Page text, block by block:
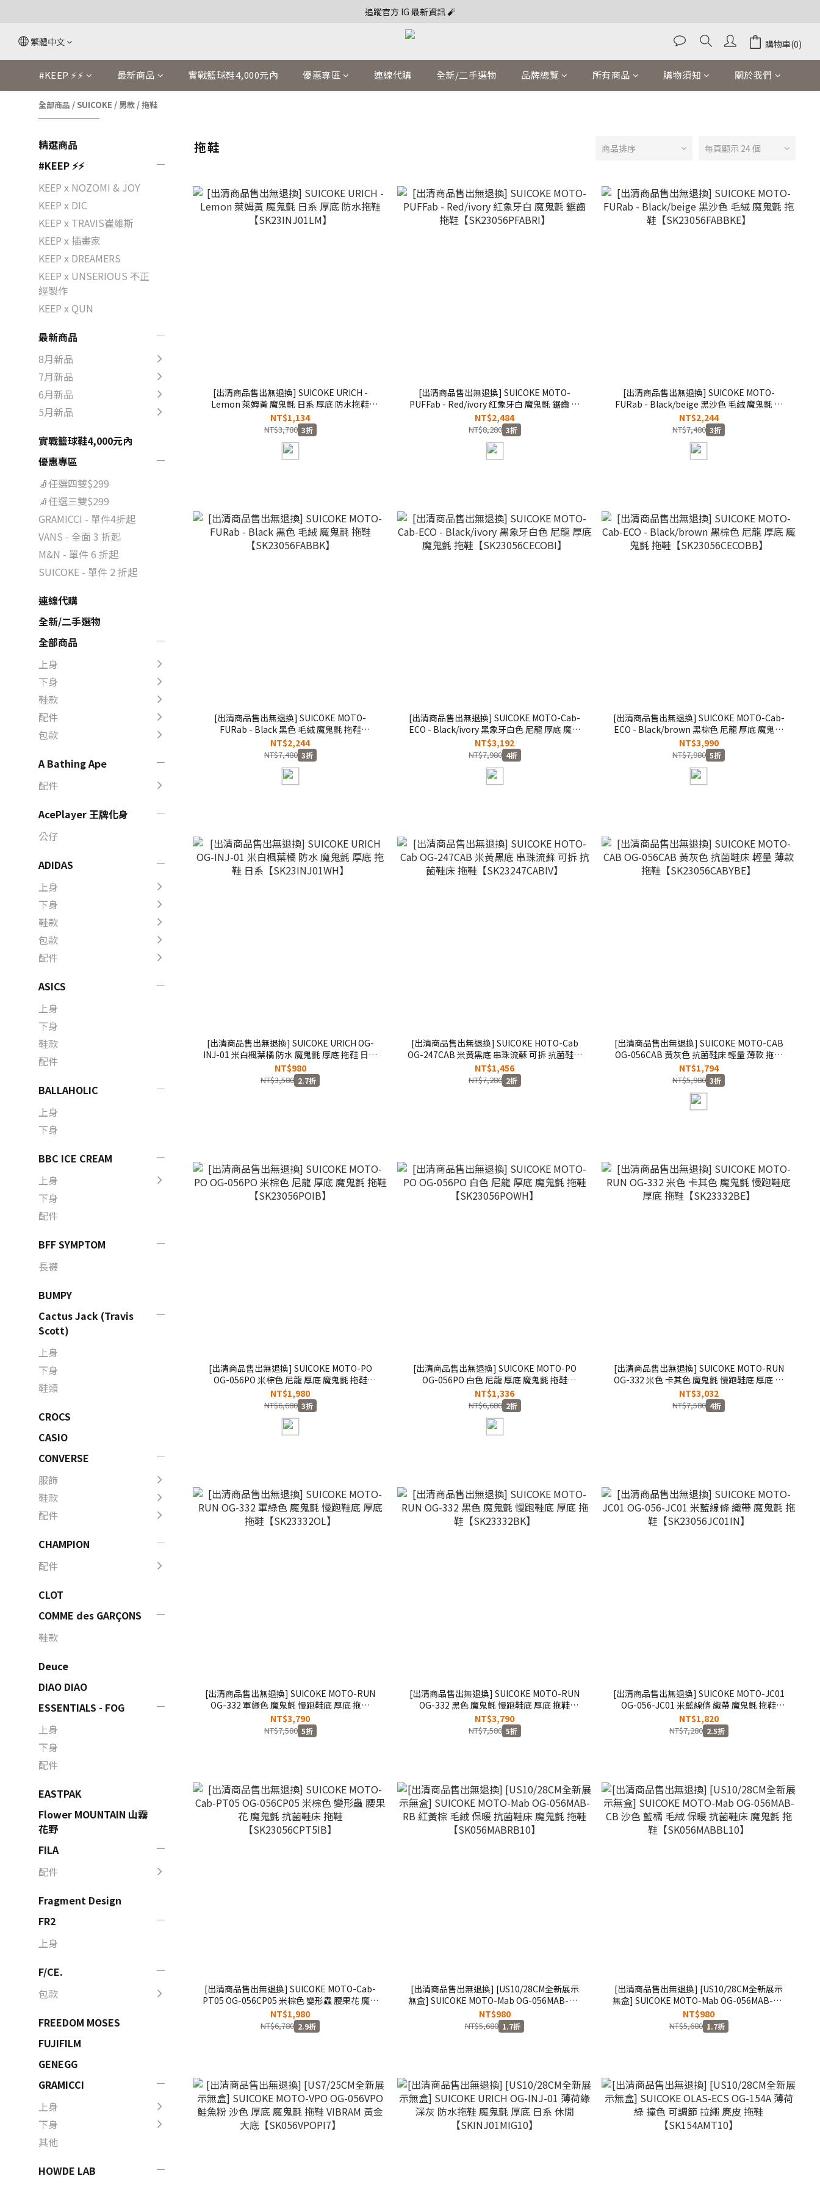
追蹤官方 IG 最新資訊 🧨
繁體中文 購物車(0)
#KEEP ⚡⚡ 最新商品 實戰籃球鞋4,000元內 優惠專區 連線代購 全新/二手選物 品牌總覽 所有商品 購物須知 關於我們
全部商品 / SUICOKE / 男款 /拖鞋
精選商品
#KEEP ⚡⚡
KEEP x NOZOMI & JOY
KEEP x DIC
KEEP x TRAVIS崔維斯
KEEP x 插畫家
KEEP x DREAMERS
KEEP x UNSERIOUS 不正
經製作
KEEP x QUN
最新商品
8月新品
7月新品
6月新品
5月新品
實戰籃球鞋4,000元內
優惠專區
🧦任選四雙$299
🧦任選三雙$299
GRAMICCI - 單件4折起
VANS - 全面 3 折起
M&N - 單件 6 折起
SUICOKE - 單件 2 折起
連線代購
全新/二手選物
全部商品
上身
下身
鞋款
配件
包款
A Bathing Ape
配件
AcePlayer 王牌化身
公仔
ADIDAS
上身
下身
鞋款
包款
配件
ASICS
上身
下身
鞋款
配件
BALLAHOLIC
上身
下身
BBC ICE CREAM
上身
下身
配件
BFF SYMPTOM
長襪
BUMPY
Cactus Jack (Travis
Scott)
上身
下身
鞋類
CROCS
CASIO
CONVERSE
服飾
鞋款
配件
CHAMPION
配件
CLOT
COMME des GARÇONS
鞋款
Deuce
DIAO DIAO
ESSENTIALS - FOG
上身
下身
配件
EASTPAK
Flower MOUNTAIN 山霧
花野
FILA
配件
Fragment Design
FR2
上身
F/CE.
包款
FREEDOM MOSES
FUJIFILM
GENEGG
GRAMICCI
上身
下身
其他
HOWDE LAB
拖鞋 商品排序 每頁顯示 24 個
[出清商品售出無退換] SUICOKE URICH -
Lemon 萊姆黃 魔鬼氈 日系 厚底 防水拖鞋
【SK23INJ01LM】
NT$1,134
NT$3,780 3折
[出清商品售出無退換] SUICOKE MOTO-
PUFFab - Red/ivory 紅象牙白 魔鬼氈 鋸齒 拖
鞋【SK23056PFABRI】
NT$2,484
NT$8,280 3折
[出清商品售出無退換] SUICOKE MOTO-
FURab - Black/beige 黑沙色 毛絨 魔鬼氈 拖
鞋【SK23056FABBKE】
NT$2,244
NT$7,480 3折
[出清商品售出無退換] SUICOKE MOTO-
FURab - Black 黑色 毛絨 魔鬼氈 拖鞋
【SK23056FABBK】
NT$2,244
NT$7,480 3折
[出清商品售出無退換] SUICOKE MOTO-Cab-
ECO - Black/ivory 黑象牙白色 尼龍 厚底 魔鬼
氈 拖鞋【SK23056CECOBI】
NT$3,192
NT$7,980 4折
[出清商品售出無退換] SUICOKE MOTO-Cab-
ECO - Black/brown 黑棕色 尼龍 厚底 魔鬼氈
拖鞋【SK23056CECOBB】
NT$3,990
NT$7,980 5折
[出清商品售出無退換] SUICOKE URICH OG-
INJ-01 米白楓葉橘 防水 魔鬼氈 厚底 拖鞋 日系
【SK23INJ01WH】
NT$980
NT$3,580 2.7折
[出清商品售出無退換] SUICOKE HOTO-Cab
OG-247CAB 米黃黑底 串珠流蘇 可拆 抗菌鞋床
拖鞋【SK23247CABIV】
NT$1,456
NT$7,280 2折
[出清商品售出無退換] SUICOKE MOTO-CAB
OG-056CAB 黃灰色 抗菌鞋床 輕量 薄款 拖鞋
【SK23056CABYBE】
NT$1,794
NT$5,980 3折
[出清商品售出無退換] SUICOKE MOTO-PO
OG-056PO 米棕色 尼龍 厚底 魔鬼氈 拖鞋
【SK23056POIB】
NT$1,980
NT$6,680 3折
[出清商品售出無退換] SUICOKE MOTO-PO
OG-056PO 白色 尼龍 厚底 魔鬼氈 拖鞋
【SK23056POWH】
NT$1,336
NT$6,680 2折
[出清商品售出無退換] SUICOKE MOTO-RUN
OG-332 米色 卡其色 魔鬼氈 慢跑鞋底 厚底 拖
鞋【SK23332BE】
NT$3,032
NT$7,580 4折
[出清商品售出無退換] SUICOKE MOTO-RUN
OG-332 軍綠色 魔鬼氈 慢跑鞋底 厚底 拖鞋
【SK23332OL】
NT$3,790
NT$7,580 5折
[出清商品售出無退換] SUICOKE MOTO-RUN
OG-332 黑色 魔鬼氈 慢跑鞋底 厚底 拖鞋
【SK23332BK】
NT$3,790
NT$7,580 5折
[出清商品售出無退換] SUICOKE MOTO-JC01
OG-056-JC01 米藍線條 織帶 魔鬼氈 拖鞋
【SK23056JC01IN】
NT$1,820
NT$7,280 2.5折
[出清商品售出無退換] SUICOKE MOTO-Cab-
PT05 OG-056CP05 米棕色 變形蟲 腰果花 魔鬼
氈 抗菌鞋床 拖鞋【SK23056CPT5IB】
NT$1,980
NT$6,780 2.9折
[出清商品售出無退換] [US10/28CM全新展示
無盒] SUICOKE MOTO-Mab OG-056MAB-RB
紅黃棕 毛絨 保暖 抗菌鞋床 魔鬼氈 拖鞋
【SK056MABRB10】
NT$980
NT$5,680 1.7折
[出清商品售出無退換] [US10/28CM全新展示
無盒] SUICOKE MOTO-Mab OG-056MAB-CB
沙色 藍橘 毛絨 保暖 抗菌鞋床 魔鬼氈 拖鞋
【SK056MABBL10】
NT$980
NT$5,680 1.7折